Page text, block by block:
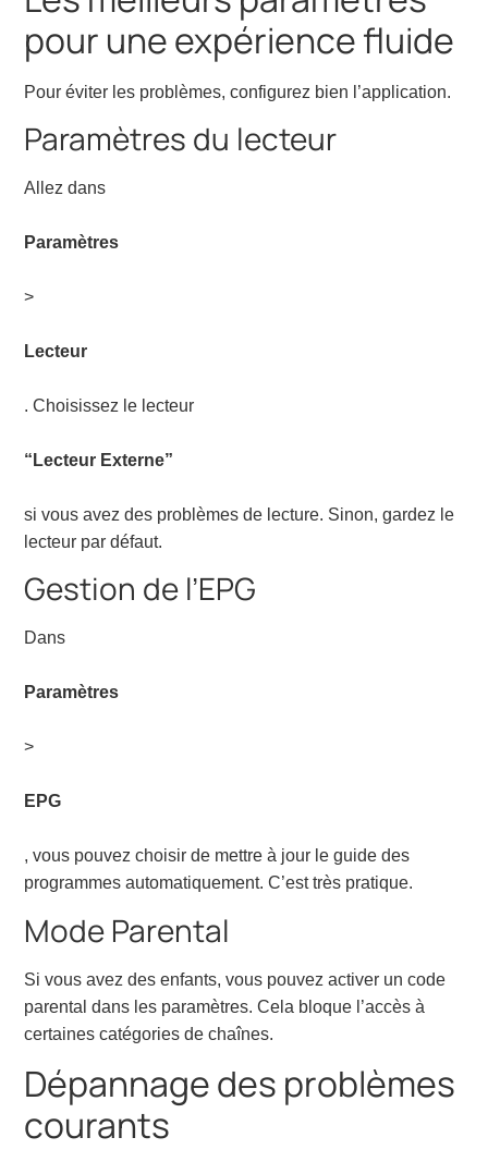
pour une expérience fluide
Pour éviter les problèmes, configurez bien l’application.
Paramètres du lecteur
Allez dans
Paramètres
>
Lecteur
. Choisissez le lecteur
“Lecteur Externe”
si vous avez des problèmes de lecture. Sinon, gardez le
lecteur par défaut.
Gestion de l’EPG
Dans
Paramètres
>
EPG
, vous pouvez choisir de mettre à jour le guide des
programmes automatiquement. C’est très pratique.
Mode Parental
Si vous avez des enfants, vous pouvez activer un code
parental dans les paramètres. Cela bloque l’accès à
certaines catégories de chaînes.
Dépannage des problèmes
courants